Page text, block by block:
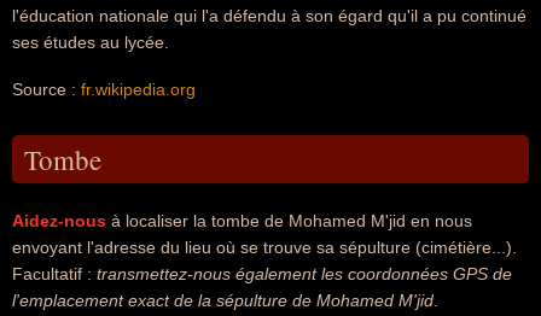
l'éducation nationale qui l'a défendu à son égard qu'il a pu continué
ses études au lycée.
Source : fr.wikipedia.org
Tombe
Aidez-nous à localiser la tombe de Mohamed M'jid en nous
envoyant l'adresse du lieu où se trouve sa sépulture (cimétière...).
Facultatif : transmettez-nous également les coordonnées GPS de
l'emplacement exact de la sépulture de Mohamed M'jid